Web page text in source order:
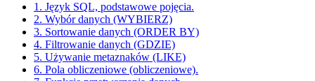
1. Język SQL, podstawowe pojęcia.
2. Wybór danych (WYBIERZ)
3. Sortowanie danych (ORDER BY)
4. Filtrowanie danych (GDZIE)
5. Używanie metaznaków (LIKE)
6. Pola obliczeniowe (obliczeniowe).